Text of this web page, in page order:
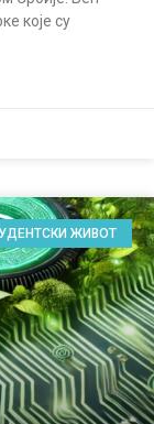
које су
ЖИВОТ